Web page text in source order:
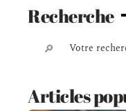
Recherche
Articles